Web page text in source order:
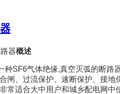
器概述
种SF6气体绝缘,真空灭弧的断路
闸、过流保护、速断保护、接
常适合大中用户和城乡配电网中